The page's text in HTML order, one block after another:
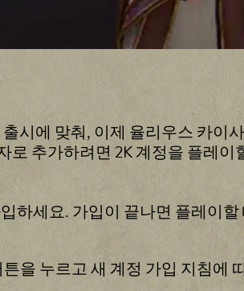
시에 맞춰, 이제 율리우스 카
추가하려면 2K 계정을 플레
하세요. 가입이 끝나면 플레이
을 누르고 새 계정 가입 지침에